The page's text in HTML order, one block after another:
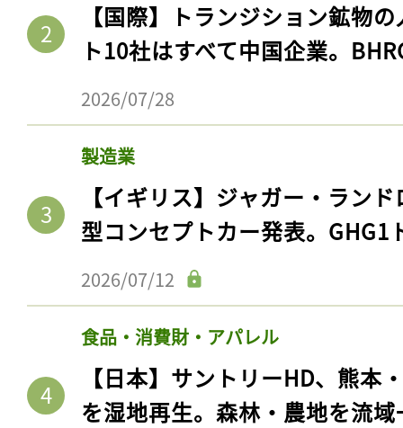
【国際】トランジション鉱物
ト10社はすべて中国企業。
2026/07/28
製造業
【イギリス】ジャガー・ラン
型コンセプトカー発表。GHG1
2026/07/12
食品・消費財・アパレル
【日本】サントリーHD、熊本
を湿地再生。森林・農地を流